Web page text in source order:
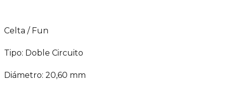
Celta / Fun
Tipo: Doble Circuito
Diámetro: 20,60 mm